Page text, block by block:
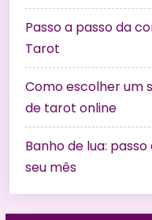
Passo a passo da
Tarot
Como escolher um
de tarot online
Banho de lua:
seu mês